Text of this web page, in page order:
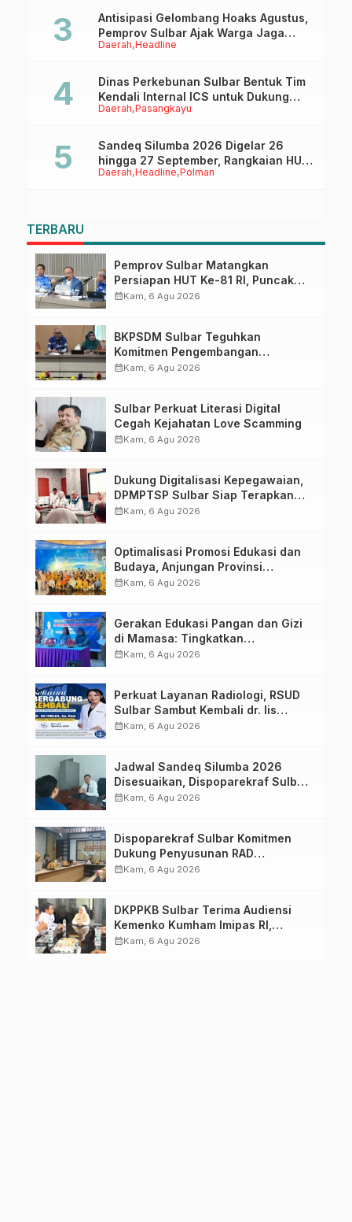
Daerah Headline
Antisipasi Gelombang Hoaks Agustus,
Pemprov Sulbar Ajak Warga Jaga
Ruang Digital
Daerah Pasangkayu
Dinas Perkebunan Sulbar Bentuk Tim
Kendali Internal ICS untuk Dukung
Sertifikasi ISPO Pekebun di
Daerah Headline Polman
Sandeq Silumba 2026 Digelar 26
hingga 27 September, Rangkaian HUT
Sulbar
TERBARU
Pemprov Sulbar Matangkan
Persiapan HUT Ke-81 RI, Puncak
Upacara di Lapangan Ahmad
calendar_monthKam, 6 Agu 2026
BKPSDM Sulbar Teguhkan
Komitmen Pengembangan
Kompetensi ASN melalui
calendar_monthKam, 6 Agu 2026
Sulbar Perkuat Literasi Digital
Cegah Kejahatan Love Scamming
calendar_monthKam, 6 Agu 2026
Dukung Digitalisasi Kepegawaian,
DPMPTSP Sulbar Siap Terapkan
Aplikasi FLEKSI ASN
calendar_monthKam, 6 Agu 2026
Optimalisasi Promosi Edukasi dan
Budaya, Anjungan Provinsi
Sulawesi Barat Perkuat Kolaborasi
calendar_monthKam, 6 Agu 2026
Gerakan Edukasi Pangan dan Gizi
di Mamasa: Tingkatkan
Pengetahuan dan Keterampilan
calendar_monthKam, 6 Agu 2026
Perkuat Layanan Radiologi, RSUD
Sulbar Sambut Kembali dr. Iis
Imelda, Sp.Rad
calendar_monthKam, 6 Agu 2026
Jadwal Sandeq Silumba 2026
Disesuaikan, Dispoparekraf Sulbar
Pastikan Persiapan Tetap
calendar_monthKam, 6 Agu 2026
Dispoparekraf Sulbar Komitmen
Dukung Penyusunan RAD
TPB/SDGs Sulawesi Barat
calendar_monthKam, 6 Agu 2026
DKPPKB Sulbar Terima Audiensi
Kemenko Kumham Imipas RI,
Perkuat Pelayanan Kesehatan bagi
calendar_monthKam, 6 Agu 2026